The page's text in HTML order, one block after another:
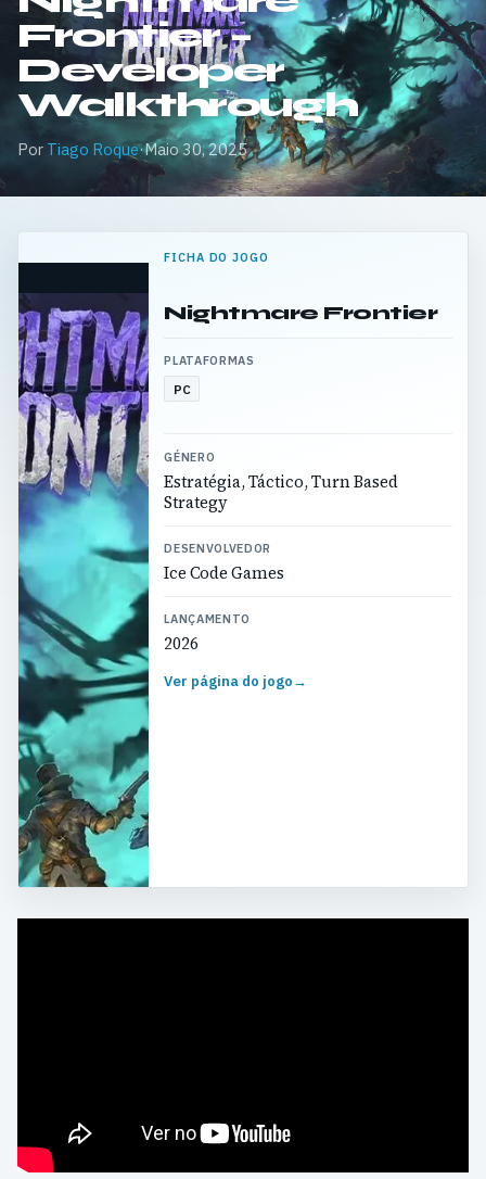
Frontier –
Developer
Walkthrough
Por Tiago Roque·Maio 30, 2025
FICHA DO JOGO
Nightmare Frontier
PLATAFORMAS
PC
GÉNERO
Estratégia, Táctico, Turn Based
Strategy
DESENVOLVEDOR
Ice Code Games
LANÇAMENTO
2026
Ver página do jogo→